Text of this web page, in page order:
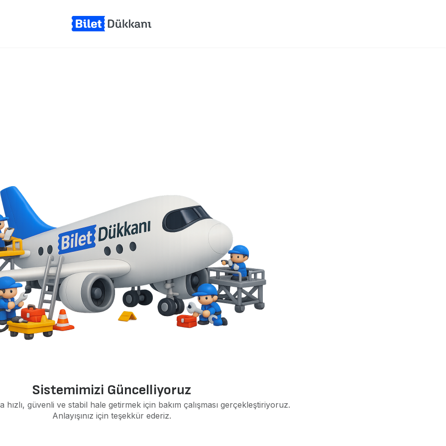
Sistemimizi Güncelliyoruz
hızlı, güvenli ve stabil hale getirmek için bakım çalışması gerçekleştiriyoruz.
Anlayışınız için teşekkür ederiz.